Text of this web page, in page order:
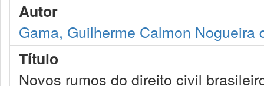
Autor
Gama, Guilherme Calmon Nogueira
Título
Novos rumos do direito civil